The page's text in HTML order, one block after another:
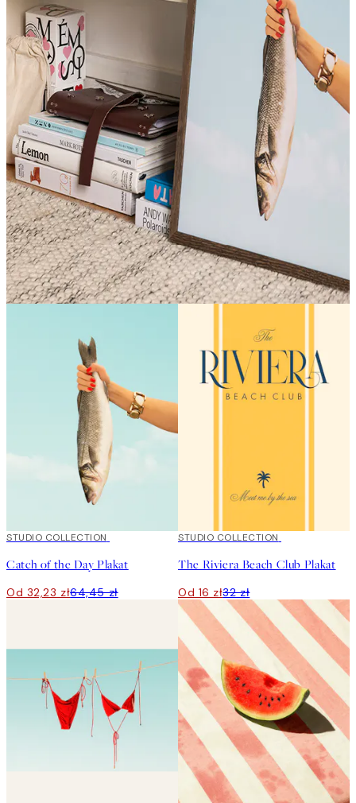
50%*
STUDIO COLLECTION
Catch of the Day Plakat
Od 32,23 zł64,45 zł
50%*
STUDIO COLLECTION
The Riviera Beach Club Plakat
Od 16 zł32 zł